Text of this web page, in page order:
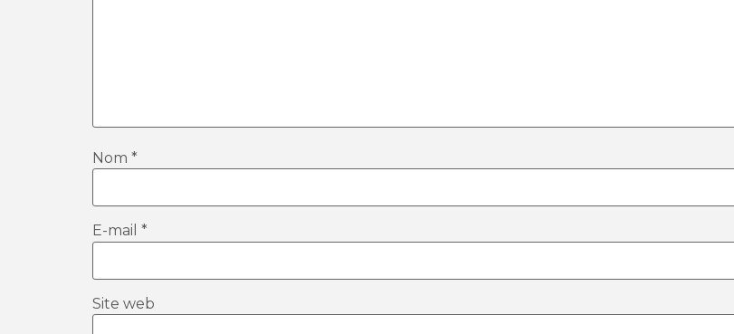
Nom *
E-mail *
Site web